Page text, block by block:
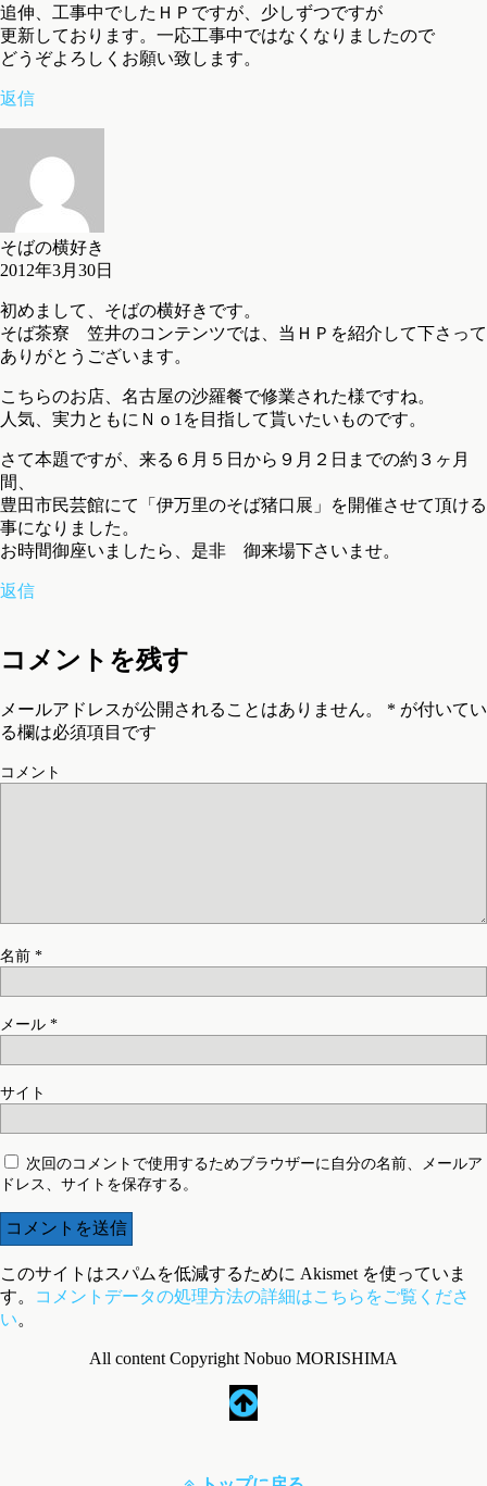
追伸、工事中でしたＨＰですが、少しずつですが
更新しております。一応工事中ではなくなりましたので
どうぞよろしくお願い致します。
返信
そばの横好き
2012年3月30日
初めまして、そばの横好きです。
そば茶寮 笠井のコンテンツでは、当ＨＰを紹介して下さって
ありがとうございます。
こちらのお店、名古屋の沙羅餐で修業された様ですね。
人気、実力ともにＮｏ1を目指して貰いたいものです。
さて本題ですが、来る６月５日から９月２日までの約３ヶ月
間、
豊田市民芸館にて「伊万里のそば猪口展」を開催させて頂ける
事になりました。
お時間御座いましたら、是非 御来場下さいませ。
返信
コメントを残す
メールアドレスが公開されることはありません。 * が付いてい
る欄は必須項目です
コメント
名前 *
メール *
サイト
次回のコメントで使用するためブラウザーに自分の名前、メールア
ドレス、サイトを保存する。
このサイトはスパムを低減するために Akismet を使っていま
す。
コメントデータの処理方法の詳細はこちらをご覧くださ
い。
All content Copyright Nobuo MORISHIMA